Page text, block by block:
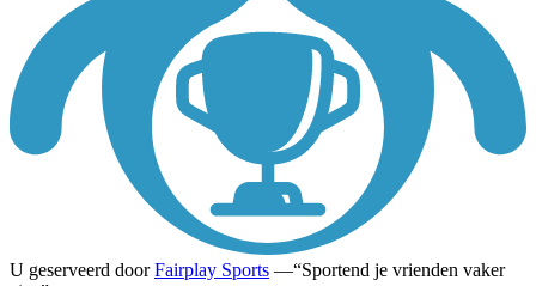
U geserveerd door Fairplay Sports — Sportend je vrienden vaker